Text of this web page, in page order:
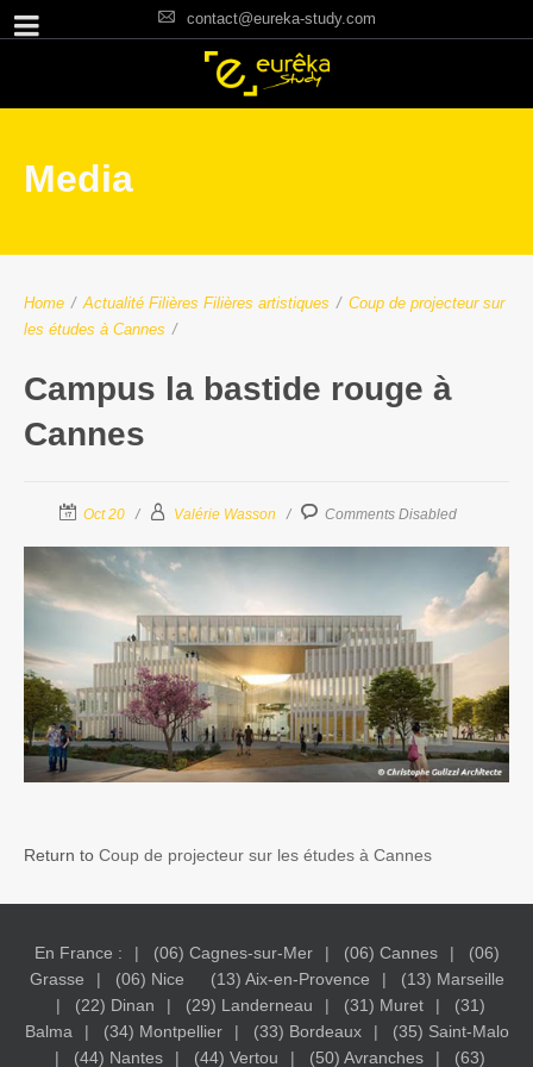
contact@eureka-study.com
Media
Home / Actualité Filières Filières artistiques / Coup de projecteur sur
les études à Cannes /
Campus la bastide rouge à
Cannes
Oct 20 Valérie Wasson Comments Disabled
Return to Coup de projecteur sur les études à Cannes
En France : (06) Cagnes-sur-Mer (06) Cannes
(06)
Grasse
(06) Nice (13) Aix-en-Provence
(13) Marseille
(22) Dinan
(29) Landerneau (31) Muret
(31)
Balma
(34) Montpellier (33) Bordeaux
(35) Saint-Malo
(44) Nantes
(44) Vertou (50) Avranches (63)